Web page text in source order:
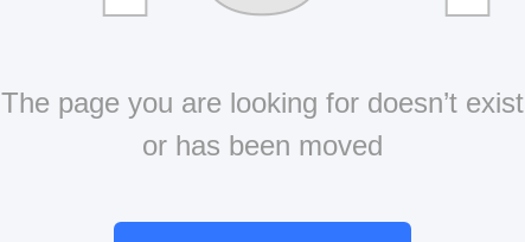
The page you are looking for doesn’t exist
or has been moved